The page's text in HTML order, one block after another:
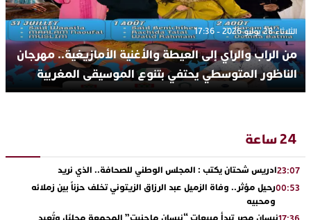
الثلاثاء 28 يوليو 2026 - 17:36
من الراب والراي إلى العيطة والأغنية الأمازيغية.. مهرجان
الناظور المتوسطي يحتفي بتنوع الموسيقى المغربية
24 ساعة
23:07ادريس شحتان يكتب : المجلس الوطني للصحافة.. الذي نريد
00:53رحيل مؤثر.. وفاة الزميل عبد الرزاق الزيتوني تخلف حزناً بين زملائه
ومحبيه